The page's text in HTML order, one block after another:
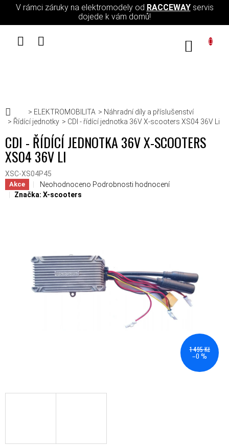
Přejít na obsah
V rámci záruky na elektromodely od RACCEWAYservis
dojede k vám domů!
Domů
ELEKTROMOBILITA
Náhradní díly a příslušenství
Řídící jednotky
CDI - řídící jednotka 36V X-scooters XS04 36V Li
CDI - ŘÍDÍCÍ JEDNOTKA 36V X-SCOOTERS
XS04 36V LI
XSC-XS04P45
Akce Průměrné hodnocení produktu je 0,0 z 5 hvězdiček.
Neohodnoceno Podrobnosti hodnocení
Značka: X-scooters
1 495 Kč
–0 %